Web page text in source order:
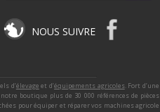
NOUS SUIVRE
d’élevage et d’équipements agricoles. Fort d’une
boutique plus de 30 000 références de pièces
pour équiper et réparer vos machines agricole